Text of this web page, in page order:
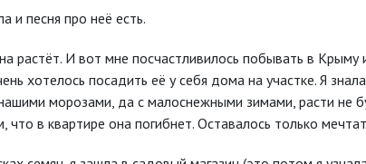
и песня про неё есть.
растёт. И вот мне посчастливилось побывать в Крыму
хотелось посадить её у себя дома на участке. Я
морозами, да с малоснежными зимами, расти не
в квартире она погибнет. Оставалось только